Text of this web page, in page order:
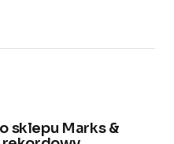
sklepu Marks &